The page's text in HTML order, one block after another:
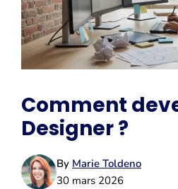
Comment
Designer ?
By Marie Toldeno
30 mars 2026